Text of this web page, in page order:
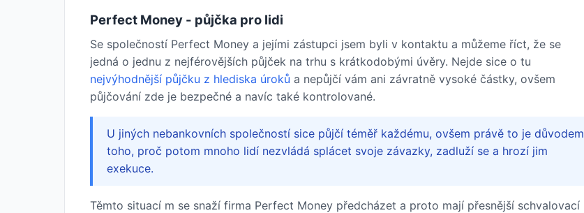
Perfect Money - půjčka pro lidi
Se společností Perfect Money a jejími zástupci jsem byli v kontaktu a můžeme říct, že se
jedná o jednu z nejférovějších půjček na trhu s krátkodobými úvěry. Nejde sice o tu
nejvýhodnější půjčku z hlediska úroků a nepůjčí vám ani závratně vysoké částky, ovšem
půjčování zde je bezpečné a navíc také kontrolované.
U jiných nebankovních společností sice půjčí téměř každému, ovšem právě to je důvodem
toho, proč potom mnoho lidí nezvládá splácet svoje závazky, zadluží se a hrozí jim
exekuce.
Těmto situací m se snaží firma Perfect Money předcházet a proto mají přesnější schvalovací